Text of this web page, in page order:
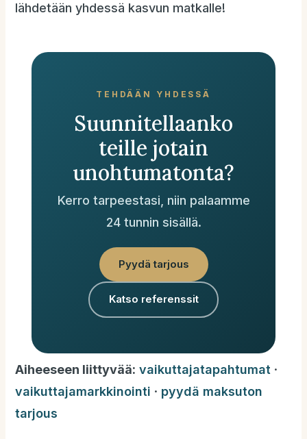
lähdetään yhdessä kasvun matkalle!
TEHDÄÄN YHDESSÄ
Suunnitellaanko
teille jotain
unohtumatonta?
Kerro tarpeestasi, niin palaamme
24 tunnin sisällä.
Pyydä tarjous
Katso referenssit
Aiheeseen liittyvää: vaikuttajatapahtumat ·
vaikuttajamarkkinointi · pyydä maksuton
tarjous